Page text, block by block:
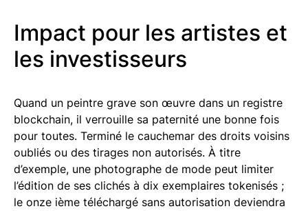
Impact pour les artistes et
les investisseurs
Quand un peintre grave son œuvre dans un registre
blockchain, il verrouille sa paternité une bonne fois
pour toutes. Terminé le cauchemar des droits voisins
oubliés ou des tirages non autorisés. À titre
d’exemple, une photographe de mode peut limiter
l’édition de ses clichés à dix exemplaires tokenisés ;
le onze ième téléchargé sans autorisation deviendra